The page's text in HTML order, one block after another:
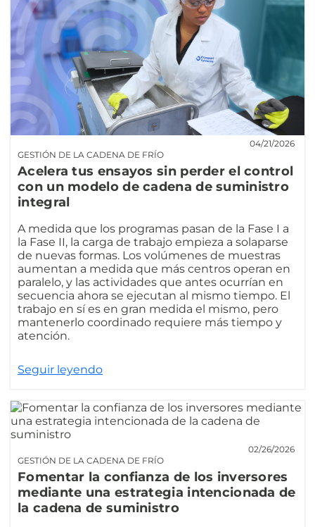
GESTIÓN DE LA CADENA DE FRÍO
04/21/2026
Acelera tus ensayos sin perder el control
con un modelo de cadena de suministro
integral
A medida que los programas pasan de la Fase I a
la Fase II, la carga de trabajo empieza a solaparse
de nuevas formas. Los volúmenes de muestras
aumentan a medida que más centros operan en
paralelo, y las actividades que antes ocurrían en
secuencia ahora se ejecutan al mismo tiempo. El
trabajo en sí es en gran medida el mismo, pero
mantenerlo coordinado requiere más tiempo y
atención.
Seguir leyendo
GESTIÓN DE LA CADENA DE FRÍO
02/26/2026
Fomentar la confianza de los inversores
mediante una estrategia intencionada de
la cadena de suministro